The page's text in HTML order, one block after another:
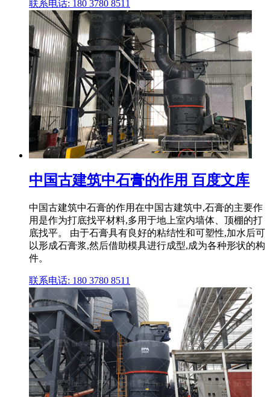
联系电话: 180 3780 8511
中国古建筑中石膏的作用 百度文库
中国古建筑中石膏的作用在中国古建筑中,石膏的主要作
用是作为打底找平材料,多用于地上室内墙体、顶棚的打
底找平。 由于石膏具有良好的粘结性和可塑性,加水后可
以形成石膏浆,然后借助模具进行成型,成为各种形状的构
件。
联系电话: 180 3780 8511